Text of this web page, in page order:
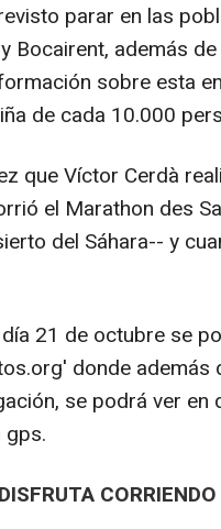
parar en las
Bocairent, además
sobre esta
de cada 10.000
que Víctor Cerdà
el Marathon des
del Sáhara-- y
21 de octubre se
donde además
se podrá ver
gps.